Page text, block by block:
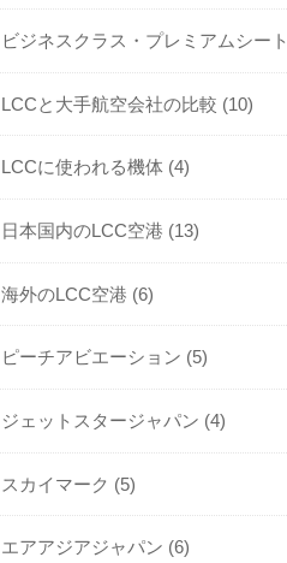
ビジネスクラス・プレミアムシート
LCCと大手航空会社の比較 (10)
LCCに使われる機体 (4)
日本国内のLCC空港 (13)
海外のLCC空港 (6)
ピーチアビエーション (5)
ジェットスタージャパン (4)
スカイマーク (5)
エアアジアジャパン (6)